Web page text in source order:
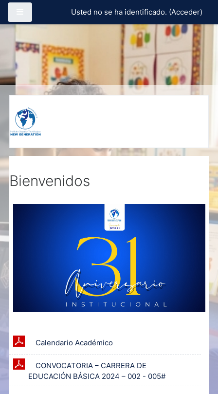
Salta al contenido principal
Usted no se ha identificado. (Acceder)
Instituto New
Bienvenidos
Calendario Académico
Archivo
CONVOCATORIA – CARRERA DE
EDUCACIÓN BÁSICA 2024 – 002 - 005#
Archivo